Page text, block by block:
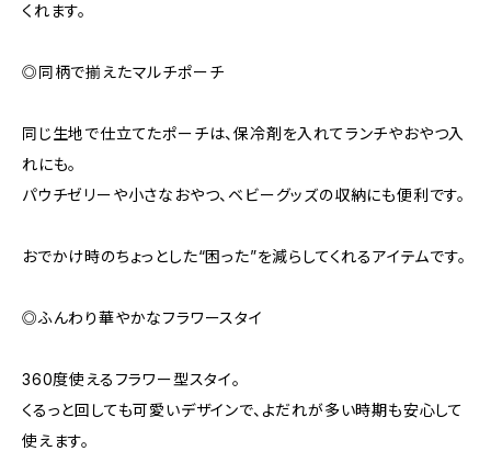
くれます。
◎同柄で揃えたマルチポーチ
同じ生地で仕立てたポーチは、保冷剤を入れてランチやおやつ入
れにも。
パウチゼリーや小さなおやつ、ベビーグッズの収納にも便利です。
おでかけ時のちょっとした“困った”を減らしてくれるアイテムです。
◎ふんわり華やかなフラワースタイ
360度使えるフラワー型スタイ。
くるっと回しても可愛いデザインで、よだれが多い時期も安心して
使えます。